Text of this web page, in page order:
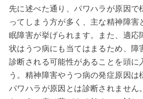
先に述べた通り、パワハラが原因で
ってしまう方が多く、主な精神障害
眠障害が挙げられます。また、適応
状はうつ病にも当てはまるため、障
診断される可能性があることを頭に
う。精神障害やうつ病の発症原因は
パワハラが原因とは診断されません